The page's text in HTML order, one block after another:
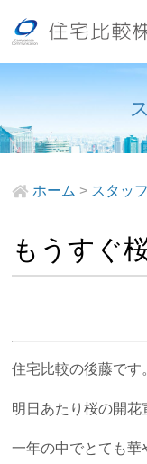
ホーム > スタッ
もうすぐ
住宅比較の後藤です
明日あたり桜の開花
一年の中でとても